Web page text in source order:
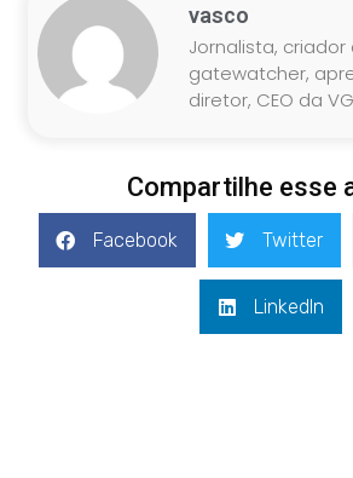
vasco
Jornalista,
gatewatcher,
diretor, CEO da
Compartilhe esse
Facebook Twitter
LinkedIn